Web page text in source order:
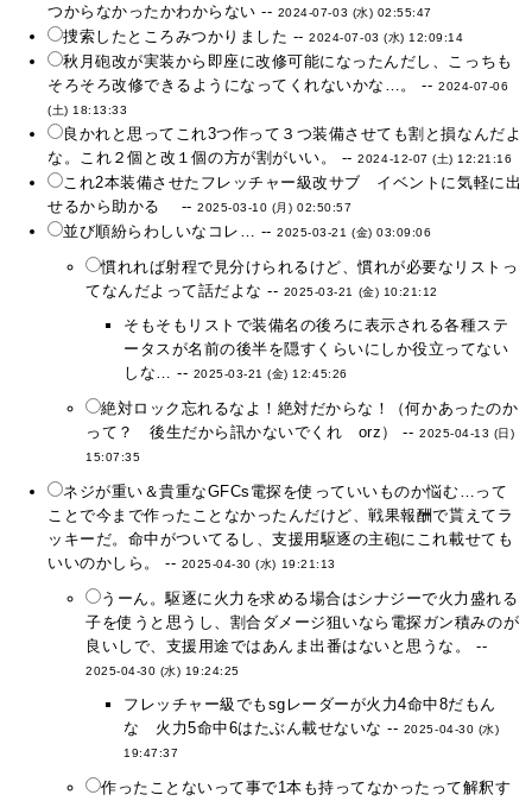
つからなかったかわからない -- 2024-07-03 (水) 02:55:47
捜索したところみつかりました --2024-07-03 (水) 12:09:14
秋月砲改が実装から即座に改修可能になったんだし、こっちも
そろそろ改修できるようになってくれないかな…。 --2024-07-06
(土) 18:13:33
良かれと思ってこれ3つ作って３つ装備させても割と損なんだよ
な。これ２個と改１個の方が割がいい。 --2024-12-07 (土) 12:21:16
これ2本装備させたフレッチャー級改サブ イベントに気軽に出
せるから助かる --2025-03-10 (月) 02:50:57
並び順紛らわしいなコレ… --2025-03-21 (金) 03:09:06
慣れれば射程で見分けられるけど、慣れが必要なリストっ
てなんだよって話だよな -- 2025-03-21 (金) 10:21:12
そもそもリストで装備名の後ろに表示される各種ステ
ータスが名前の後半を隠すくらいにしか役立ってない
しな… -- 2025-03-21 (金) 12:45:26
絶対ロック忘れるなよ！絶対だからな！（何かあったのか
って？ 後生だから訊かないでくれ orz） -- 2025-04-13 (日)
15:07:35
ネジが重い＆貴重なGFCs電探を使っていいものか悩む…って
ことで今まで作ったことなかったんだけど、戦果報酬で貰えてラ
ッキーだ。命中がついてるし、支援用駆逐の主砲にこれ載せても
いいのかしら。 -- 2025-04-30 (水) 19:21:13
うーん。駆逐に火力を求める場合はシナジーで火力盛れる
子を使うと思うし、割合ダメージ狙いなら電探ガン積みのが
良いしで、支援用途ではあんま出番はないと思うな。 --
2025-04-30 (水) 19:24:25
フレッチャー級でもsgレーダーが火力4命中8だもん
な 火力5命中6はたぶん載せないな -- 2025-04-30 (水)
19:47:37
作ったことないって事で1本も持ってなかったって解釈す